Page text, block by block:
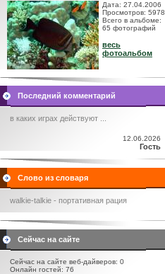
Дата: 27.04.2006
Просмотров: 5978
Всего в альбоме:
65 фотографий
весь
фотоальбом
Последний комментарий
в каких играх действуют ...
12.06.2026
Гость
Слово из словаря
walkie-talkie - портативная рация
Сейчас на сайте
Сейчас на сайте веб-дайверов: 0
Онлайн гостей: 76